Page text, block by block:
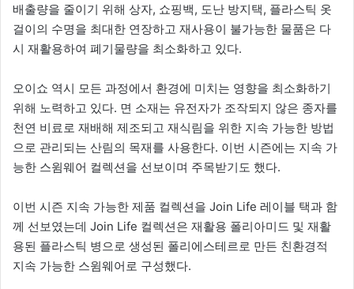
배출량을 줄이기 위해 상자, 쇼핑백, 도난 방지택, 플라스틱 옷
걸이의 수명을 최대한 연장하고 재사용이 불가능한 물품은 다
시 재활용하여 폐기물량을 최소화하고 있다.
오이쇼 역시 모든 과정에서 환경에 미치는 영향을 최소화하기
위해 노력하고 있다. 면 소재는 유전자가 조작되지 않은 종자를
천연 비료로 재배해 제조되고 재식림을 위한 지속 가능한 방법
으로 관리되는 산림의 목재를 사용한다. 이번 시즌에는 지속 가
능한 스윔웨어 컬렉션을 선보이며 주목받기도 했다.
이번 시즌 지속 가능한 제품 컬렉션을 Join Life 레이블 택과 함
께 선보였는데 Join Life 컬렉션은 재활용 폴리아미드 및 재활
용된 플라스틱 병으로 생성된 폴리에스테르로 만든 친환경적
지속 가능한 스윔웨어로 구성했다.